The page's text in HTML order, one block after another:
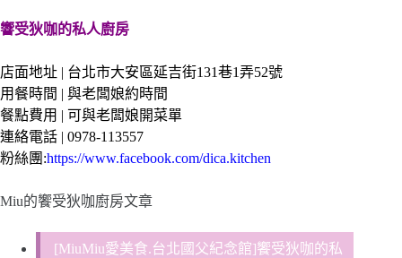
響受狄咖的私人廚房
店面地址 | 台北市大安區延吉街131巷1弄52號
用餐時間 | 與老闆娘約時間
餐點費用 | 可與老闆娘開菜單
連絡電話 | 0978-113557
粉絲團:https://www.facebook.com/dica.kitchen
Miu的饗受狄咖廚房文章
[MiuMiu愛美食.台北國父紀念館]饗受狄咖的私